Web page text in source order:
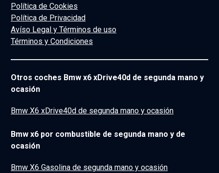
Política de Cookies
Política de Privacidad
Avíso Legal y Términos de uso
Términos y Condiciones
Otros coches Bmw x6 xDrive40d de segunda mano y
ocasión
Bmw X6 xDrive40d de segunda mano y ocasión
Bmw x6 por combustible de segunda mano y de
ocasión
Bmw X6 Gasolina de segunda mano y ocasión